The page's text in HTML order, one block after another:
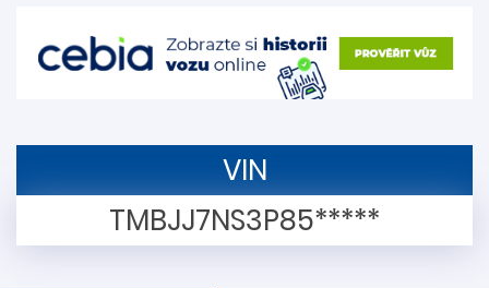
VIN
TMBJJ7NS3P85*****